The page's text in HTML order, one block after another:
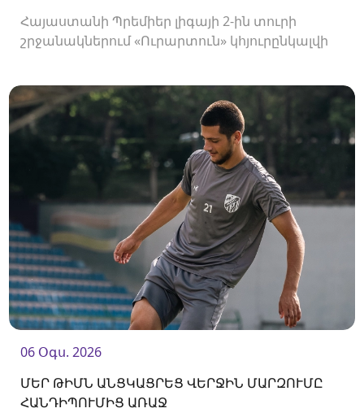
Հայաստանի Պրեմիեր լիգայի 2-ին տուրի
շրջանակներում «Ուրարտուն» կհյուրընկալվի
06 Օգս. 2026
ՄԵՐ ԹԻՄՆ ԱՆՑԿԱՑՐԵՑ ՎԵՐՋԻՆ ՄԱՐԶՈՒՄԸ
ՀԱՆԴԻՊՈՒՄԻՑ ԱՌԱՋ